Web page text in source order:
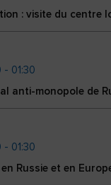
: visite du centre
- 01:30
anti-monopole de
- 01:30
Russie et en